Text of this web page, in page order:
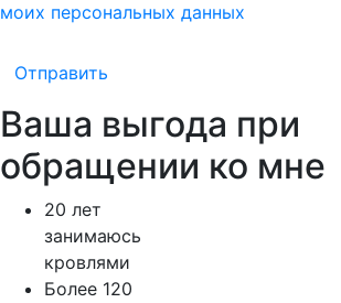
моих персональных данных
Отправить
Ваша выгода при
обращении ко мне
20 лет
занимаюсь
кровлями
Более 120